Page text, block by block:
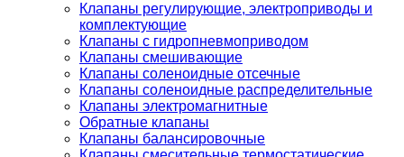
Клапаны регулирующие, электроприводы и
комплектующие
Клапаны с гидропневмоприводом
Клапаны смешивающие
Клапаны соленоидные отсечные
Клапаны соленоидные распределительные
Клапаны электромагнитные
Обратные клапаны
Клапаны балансировочные